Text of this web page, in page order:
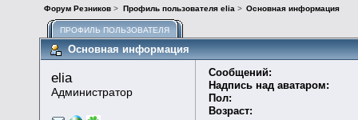
Форум Резников > Профиль пользователя elia> Основная информация
ПРОФИЛЬ ПОЛЬЗОВАТЕЛЯ
Основная информация
elia
Администратор
Сообщений:
Надпись над аватаром:
Пол:
Возраст: